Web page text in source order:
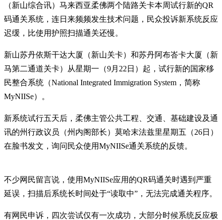
（新山综合讯）马来西亚柔佛两个陆路关卡本周试行新的QR
码通关系统，连日来频频发生技术问题，民众投诉新系统反应
迟缓，比使用护照扫描通关还慢。
新山苏丹依斯干达大厦（新山关卡）和苏丹阿布峇卡大厦（新
马第二通道关卡）从星期一（9月22日）起，试行新的国家移
民整合系统（National Integrated Immigration System，简称
MyNIISe）。
新系统试行五天后，柔佛主管公共工程、交通、基础建设及通
讯的州行政议员（州内阁部长）莫哈末法兹里星期五（26日）
在脸书发文，询问民众使用MyNIISe通关系统的反馈。
不少网民留言说，使用MyNIISe应用的QR码通关时遇到严重
延误，扫描后系统长时间处于“读取中”，无法完成通关程序。
有网民申诉，四次尝试仅有一次成功，大部分时候系统反应极